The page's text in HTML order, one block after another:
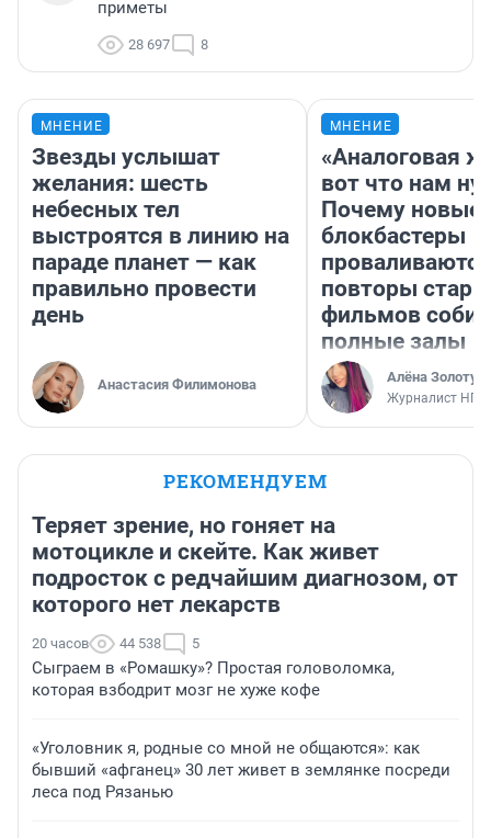
приметы
28 697 8
МНЕНИЕ
Звезды услышат
желания: шесть
небесных тел
выстроятся в линию на
параде планет — как
правильно провести
день
Анастасия Филимонова
МНЕНИЕ
«Аналоговая
вот что нам
Почему новые
блокбастеры
повторы
фильмов
полные залы
Алёна
Журналист НГС
РЕКОМЕНДУЕМ
Теряет зрение, но гоняет на
мотоцикле и скейте. Как живет
подросток с редчайшим диагнозом, от
которого нет лекарств
20 часов 44 538 5
Сыграем в «Ромашку»? Простая головоломка,
которая взбодрит мозг не хуже кофе
«Уголовник я, родные со мной не общаются»: как
бывший «афганец» 30 лет живет в землянке посреди
леса под Рязанью